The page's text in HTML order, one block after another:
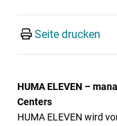
Seite drucken
HUMA ELEVEN –
Centers
HUMA ELEVEN wird